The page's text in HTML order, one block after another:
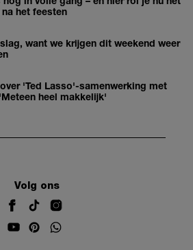
het feesten
want we krijgen dit weekend weer
'Ted Lasso'-samenwerking met
heel makkelijk'
Volg ons